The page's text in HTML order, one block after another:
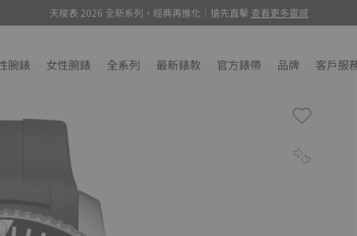
環法特展, 萬元聯名腕錶驚喜抽選, 瞭解更多
天梭表 2026 全新系列，經典再進化｜搶先直擊 查看更多靈感
腕錶 女性腕錶 全系列 最新錶款 官方錶帶 品牌 客戶服